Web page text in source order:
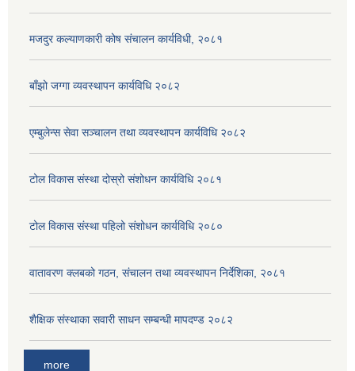
मजदुर कल्याणकारी कोष संचालन कार्यविधी, २०८१
बाँझो जग्गा व्यवस्थापन कार्यविधि २०८२
एम्बुलेन्स सेवा सञ्चालन तथा व्यवस्थापन कार्यविधि २०८२
टोल विकास संस्था दोस्रो संशोधन कार्यविधि २०८१
टोल विकास संस्था पहिलो संशोधन कार्यविधि २०८०
वातावरण क्लबको गठन, संचालन तथा व्यवस्थापन निर्देशिका, २०८१
शैक्षिक संस्थाका सवारी साधन सम्बन्धी मापदण्ड २०८२
more